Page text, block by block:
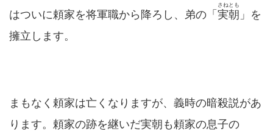
はついに頼家を将軍職から降ろし、弟の「実朝
さねとも
」を
擁立します。
まもなく頼家は亡くなりますが、義時の暗殺説があ
ります。頼家の跡を継いだ実朝も頼家の息子の